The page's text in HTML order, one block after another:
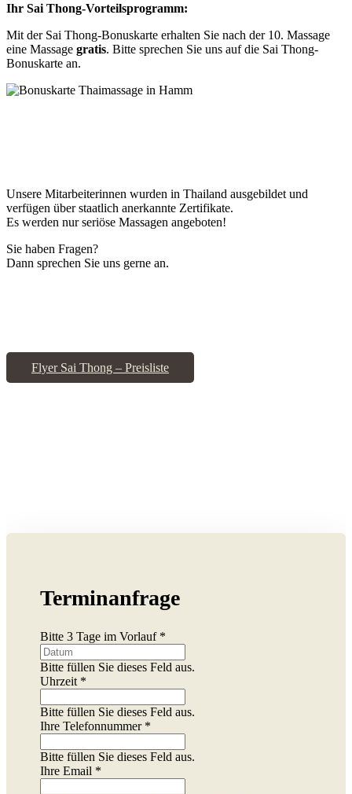
Ihr Sai Thong-Vorteilsprogramm:
Mit der Sai Thong-Bonuskarte erhalten Sie nach der 10. Massage
eine Massage gratis. Bitte sprechen Sie uns auf die Sai Thong-
Bonuskarte an.
Unsere Mitarbeiterinnen wurden in Thailand ausgebildet und
verfügen über staatlich anerkannte Zertifikate.
Es werden nur seriöse Massagen angeboten!
Sie haben Fragen?
Dann sprechen Sie uns gerne an.
Flyer Sai Thong – Preisliste
Terminanfrage
Bitte 3 Tage im Vorlauf *
Bitte füllen Sie dieses Feld aus.
Uhrzeit *
Bitte füllen Sie dieses Feld aus.
Ihre Telefonnummer *
Bitte füllen Sie dieses Feld aus.
Ihre Email *